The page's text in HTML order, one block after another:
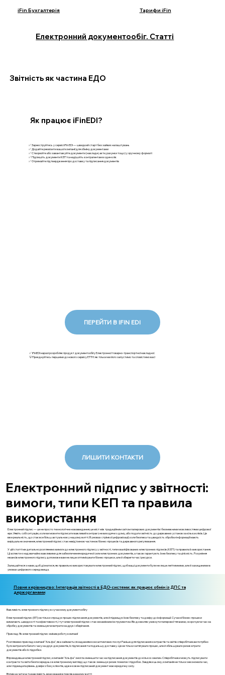
iFin Бухгалтерія Тарифи iFin
Електронний документообіг. Статті
Звітність як частина ЕДО
✅ Зареєструйтесь у сервісі iFin EDI — швидкий старт без зайвих налаштувань
✅ Додайте реквізити вашої компанії для обміну документами
✅ Створюйте або завантажуйте документи (накладні, акти, рахунки тощо) у зручному форматі
✅ Підпишіть документи КЕП та надішліть контрагентам в один клік
✅ Отримайте підтвердження про доставку та підписання документів
Як працює iFinEDI?
ПЕРЕЙТИ В IFIN EDI
✅ iFinEDI наразі розробляє продукт документообігу Електронної товарно-транспортної накладної.
💡Приєднуйтесь першими до нового сервісу ЕТТН: як тільки ми його запустимо та сповістимо вас!
ЛИШИТИ КОНТАКТИ
Електронний підпис у звітності:
вимоги, типи КЕП та правила
використання
Електронний підпис — це не просто технологічне нововведення; це міст між традиційним світом паперових документів і безмежними можливостями цифрової
ери. Уявіть собі ситуацію, коли ви можете підписати важливий контракт, не виходячи з дому, або подати звітність до державних установ за кілька кліків. Це
вже реальність, що стає все більш актуальною у нашому житті. В умовах стрімкої цифровізації, коли безпека та швидкість обробки інформації мають
вирішальне значення, електронний підпис стає невід'ємною частиною бізнес-процесів та державного регулювання.
У цій статті ми детально розглянемо вимоги до електронного підпису у звітності, типи кваліфікованих електронних підписів (КЕП) та правила їх використання.
Ці аспекти є надзвичайно важливими для забезпечення юридичної сили електронних документів, а також гарантують їхню безпеку та цілісність. Розуміння
нюансів електронного підпису допоможе вам не лише оптимізувати бізнес-процеси, але й зберегти час і ресурси.
Залишайтеся з нами, щоб дізнатися, як правильно використовувати електронний підпис, щоб ваші документи були не лише легітимними, але й захищеними в
умовах цифрового середовища.
Повне керівництво: Інтеграція звітності в ЕДО-системи: як працює обмін із ДПС та
держорганами
Важливість електронного підпису в сучасному документообігу
Електронний підпис (ЕП) не тільки спрощує процес підписання документів, але й підвищує їхню безпеку та довіру до інформації. Сучасні бізнес-процеси
вимагають швидкості та ефективності, і тут електронний підпис стає незамінним інструментом. Він дозволяє уникнути паперової тяганини, скорочуючи час на
обробку документів та зменшуючи витрати на друк і зберігання.
Приклад: Як електронний підпис змінив роботу компанії
Розглянемо приклад компанії "Альфа", яка займається наданням консалтингових послуг. Раніше для підписання контрактів та звітів співробітникам потрібно
було витрачати багато часу на друк документів, їх підписання та подальшу доставку. Це не тільки затягувало процес, але й збільшувало ризик втрати
документів або їх підробки.
Впровадивши електронний підпис, компанія "Альфа" змогла зменшити час на підписання документів до кількох хвилин. Співробітники можуть підписувати
контракти та звіти безпосередньо в електронному вигляді, що також зменшує ризик помилок і підробок. Завдяки цьому, компанія не тільки зекономила час,
але і підвищила рівень довіри з боку клієнтів, адже кожен підписаний документ має юридичну силу.
Вплив на читача та важливість врахування в повсякденному житті